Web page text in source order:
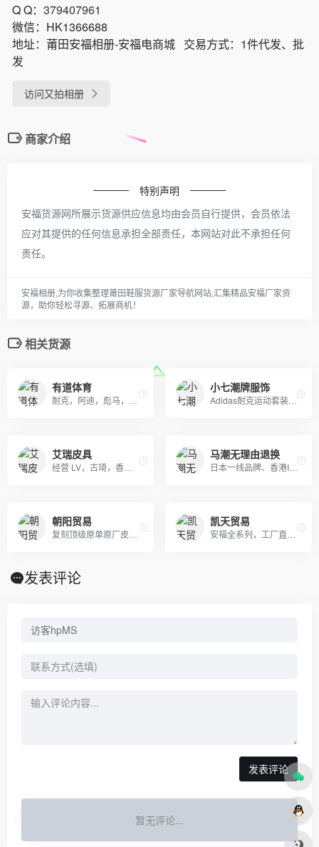
Q Q： 379407961
微信： HK1366688
地址： 莆田安福相册-安福电商城 交易方式： 1件代发、批
发
访问又拍相册
商家介绍
特别声明
安福货源网所展示货源供应信息均由会员自行提供，会员依法
应对其提供的任何信息承担全部责任，本网站对此不承担任何
责任。
安福相册,为你收集整理莆田鞋服货源厂家导航网站,汇集精品安福厂家资
源，助你轻松寻源、拓展商机！
相关货源
有道体育 小七潮牌服饰
艾瑞皮具 马潮无理由退换
朝阳贸易 凯天贸易
发表评论
发表评论
暂无评论...